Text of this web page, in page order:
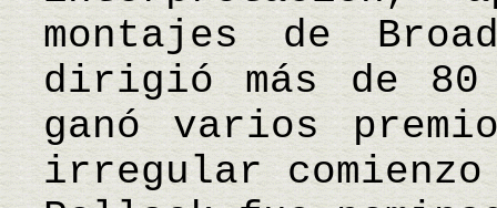
montajes de
dirigió más de
ganó varios
irregular